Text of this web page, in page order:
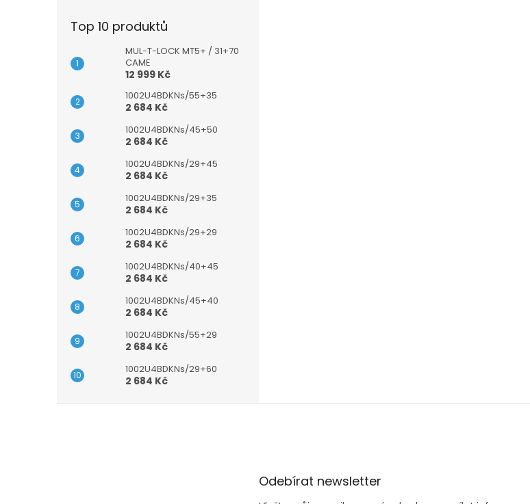
Top 10 produktů
MUL-T-LOCK MT5+ / 31+70
CAME
12 999 Kč
1002U4BDKNs/55+35
2 684 Kč
1002U4BDKNs/45+50
2 684 Kč
1002U4BDKNs/29+45
2 684 Kč
1002U4BDKNs/29+35
2 684 Kč
1002U4BDKNs/29+29
2 684 Kč
1002U4BDKNs/40+45
2 684 Kč
1002U4BDKNs/45+40
2 684 Kč
1002U4BDKNs/55+29
2 684 Kč
1002U4BDKNs/29+60
2 684 Kč
Odebírat newsletter